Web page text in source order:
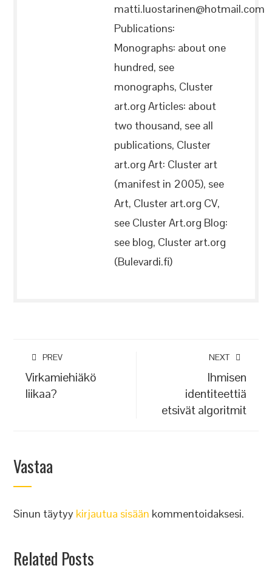
matti.luostarinen@hotmail.com
Publications:
Monographs: about one
hundred, see
monographs, Cluster
art.org Articles: about
two thousand, see all
publications, Cluster
art.org Art: Cluster art
(manifest in 2005), see
Art, Cluster art.org CV,
see Cluster Art.org Blog:
see blog, Cluster art.org
(Bulevardi.fi)
PREV
Virkamiehiäkö
liikaa?
NEXT
Ihmisen
identiteettiä
etsivät algoritmit
Vastaa
Sinun täytyy kirjautua sisään kommentoidaksesi.
Related Posts